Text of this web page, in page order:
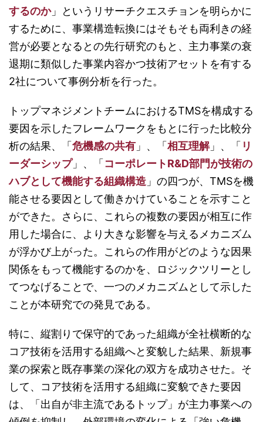
するのか」というリサーチクエスチョンを明らかに
するために、事業構造転換にはそもそも両利きの経
営が必要となるとの先行研究のもと、主力事業の衰
退期に類似した事業内容かつ技術アセットを有する
2社について事例分析を行った。
トップマネジメントチームにおけるTMSを構成する
要因を示したフレームワークをもとに行った比較分
析の結果、「危機感の共有 」、「相互理解」、「 リ
ーダーシップ」、「コーポレートR&D部門が技術の
ハブとして機能する組織構造 」の四つが、TMSを機
能させる要因として働きかけていることを示すこと
ができた。さらに、これらの複数の要因が相互に作
用した場合に、より大きな影響を与えるメカニズム
が浮かび上がった。これらの作用がどのような因果
関係をもって機能するのかを、ロジックツリーとし
てつなげることで、一つのメカニズムとして示した
ことが本研究での発見である。
特に、縦割りで保守的であった組織が全社横断的な
コア技術を活用する組織へと変貌した結果、新規事
業の探索と既存事業の深化の双方を成功させた。そ
して、コア技術を活用する組織に変貌できた要因
は、「出自が非主流であるトップ」が主力事業への